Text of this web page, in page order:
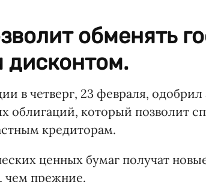
обменять
в четверг, 23 февраля,
облигаций, который позволит
кредиторам.
ценных бумаг получат
чем прежние.